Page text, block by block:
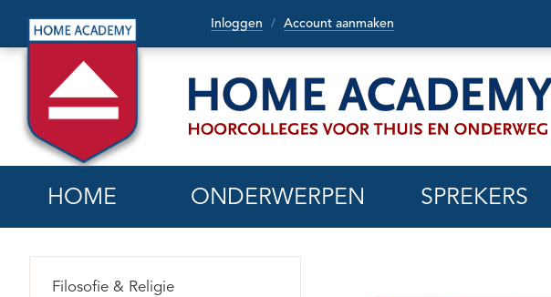
Inloggen / Account aanmaken
HOME ONDERWERPEN SPREKERS
Filosofie & Religie